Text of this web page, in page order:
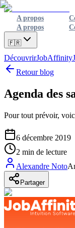
A propos
A propos
🇫🇷
DécouvrirJobAffinity
Retour blog
Agenda des
Pour tout prévoir,
6 décembre 2019
2 min de lecture
Alexandre Noto
Partager